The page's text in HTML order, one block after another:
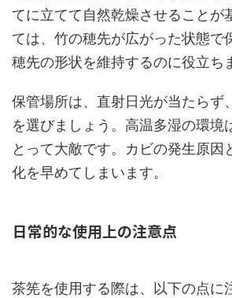
てに立てて自然乾燥させることが
ては、竹の穂先が広がった状態で
穂先の形状を維持するのに役立ち
保管場所は、直射日光が当たらず
を選びましょう。高温多湿の環境
とって大敵です。カビの発生原因
化を早めてしまいます。
日常的な使用上の注意点
茶筅を使用する際は、以下の点に